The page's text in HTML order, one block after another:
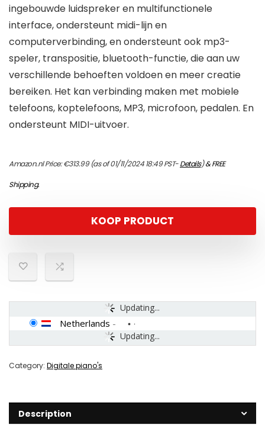
ingebouwde luidspreker en multifunctionele
interface, ondersteunt midi-lijn en
computerverbinding, en ondersteunt ook mp3-
speler, transpositie, bluetooth-functie, die aan uw
verschillende behoeften voldoen en meer creatie
bereiken. Het kan verbinding maken met mobiele
telefoons, koptelefoons, MP3, microfoon, pedalen. En
ondersteunt MIDI-uitvoer.
Amazon.nl Price:€313.99(as of 01/11/2024 18:49 PST-Details)&FREE
Shipping.
KOOP PRODUCT
Updating...
Updating...
Netherlands -
Category: Digitale piano's
Description